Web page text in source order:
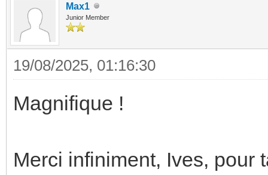
Max1
Junior Member
19/08/2025, 01:16:30
Magnifique !
Merci infiniment, Ives, pour